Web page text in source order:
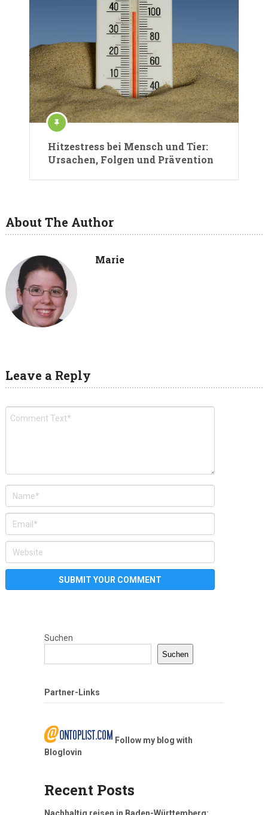
Hitzestress bei Mensch und Tier:
Ursachen, Folgen und Prävention
About The Author
Marie
Leave a Reply
Suchen
Suchen
Partner-Links
Follow my blog with
Bloglovin
Recent Posts